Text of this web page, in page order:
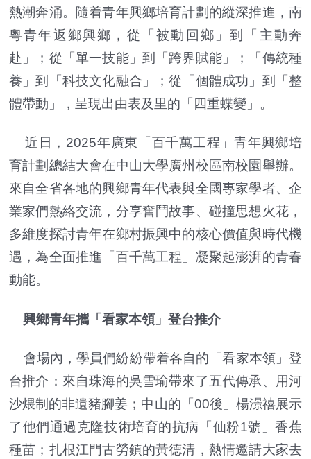
熱潮奔涌。隨着青年興鄉培育計劃的縱深推進，南
粵青年返鄉興鄉，從「被動回鄉」到「主動奔
赴」；從「單一技能」到「跨界賦能」；「傳統種
養」到「科技文化融合」；從「個體成功」到「整
體帶動」，呈現出由表及里的「四重蝶變」。
近日，2025年廣東「百千萬工程」青年興鄉培
育計劃總結大會在中山大學廣州校區南校園舉辦。
來自全省各地的興鄉青年代表與全國專家學者、企
業家們熱絡交流，分享奮鬥故事、碰撞思想火花，
多維度探討青年在鄉村振興中的核心價值與時代機
遇，為全面推進「百千萬工程」凝聚起澎湃的青春
動能。
興鄉青年攜「看家本領」登台推介
會場內，學員們紛紛帶着各自的「看家本領」登
台推介：來自珠海的吳雪瑜帶來了五代傳承、用河
沙煨制的非遺豬腳姜；中山的「00後」楊澋禧展示
了他們通過克隆技術培育的抗病「仙粉1號」香蕉
種苗；扎根江門古勞鎮的黃德清，熱情邀請大家去